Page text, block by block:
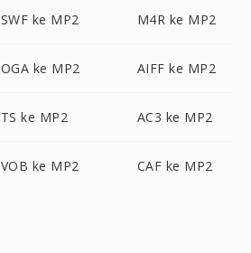
SWF ke MP2 M4R ke MP2
OGA ke MP2 AIFF ke MP2
TS ke MP2 AC3 ke MP2
VOB ke MP2 CAF ke MP2